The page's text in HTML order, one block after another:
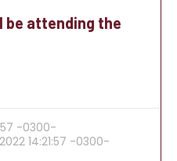
be attending the
-0300-
14:21:57 -0300-